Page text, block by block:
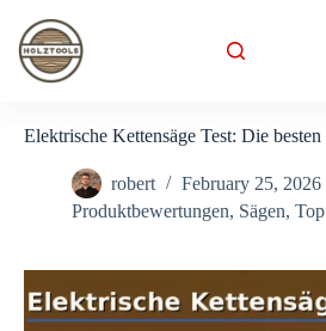
content
Elektrische Kettensäge Test: Die
robert
February 25, 2026
Produktbewertungen, Sägen,